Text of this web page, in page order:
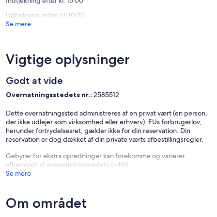
Udtjekning inden kl. 10.00
Se mere
Vigtige oplysninger
Godt at vide
Overnatningsstedets nr.: 2585512
Dette overnatningssted administreres af en privat vært (en person,
der ikke udlejer som virksomhed eller erhverv). EUs forbrugerlov,
herunder fortrydelsesret, gælder ikke for din reservation. Din
reservation er dog dækket af din private værts afbestillingsregler.
Gebyrer for ekstra opredninger kan forekomme og varierer
afhængigt af overnatningsstedets politik
Se mere
Om området